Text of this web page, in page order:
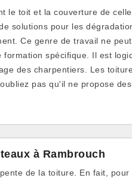
le toit et la couverture de
solutions pour les
Ce genre de travail ne
spécifique. Il est
des charpentiers. Les
pas qu'il ne propose
à Rambrouch
de la toiture. En fait, pour